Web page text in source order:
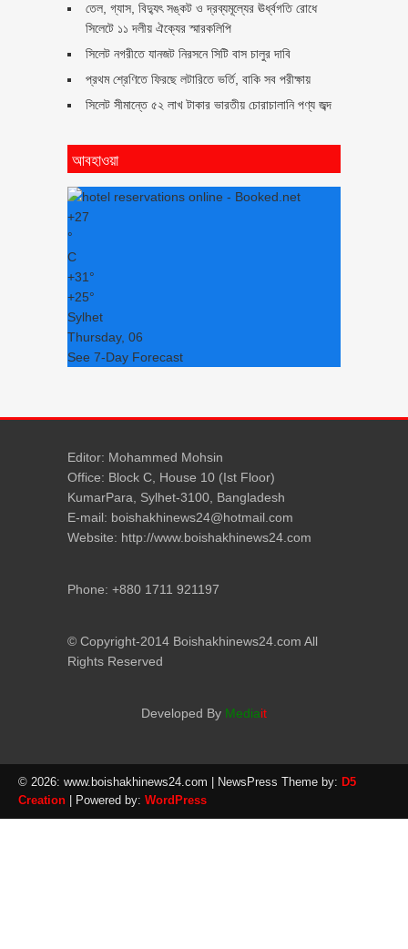
তেল, গ্যাস, বিদ্যুৎ সঙ্কট ও দ্রব্যমূল্যের ঊর্ধ্বগতি রোধে
সিলেটে ১১ দলীয় ঐক্যের স্মারকলিপি
সিলেট নগরীতে যানজট নিরসনে সিটি বাস চালুর দাবি
প্রথম শ্রেণিতে ফিরছে লটারিতে ভর্তি, বাকি সব পরীক্ষায়
সিলেট সীমান্তে ৫২ লাখ টাকার ভারতীয় চোরাচালানি পণ্য জব্দ
আবহাওয়া
+27
°
C
+31°
+25°
Sylhet
Thursday, 06
See 7-Day Forecast
Editor: Mohammed Mohsin
Office: Block C, House 10 (Ist Floor)
KumarPara, Sylhet-3100, Bangladesh
E-mail: boishakhinews24@hotmail.com
Website: http://www.boishakhinews24.com
Phone: +880 1711 921197
© Copyright-2014 Boishakhinews24.com All
Rights Reserved
Developed By Mediait
© 2026: www.boishakhinews24.com | NewsPress Theme by: D5
Creation | Powered by: WordPress